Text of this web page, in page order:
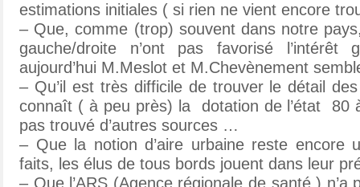
estimations initiales ( si rien ne vient encore
– Que, comme (trop) souvent dans notre
gauche/droite n’ont pas favorisé
aujourd’hui M.Meslot et M.Chevènement
– Qu’il est très difficile de trouver le détail
connaît ( à peu près) la dotation de l’état 80
pas trouvé d’autres sources …
– Que la notion d’aire urbaine reste encore
faits, les élus de tous bords jouent dans leur
– Que l’ARS (Agence régionale de santé ) n’a